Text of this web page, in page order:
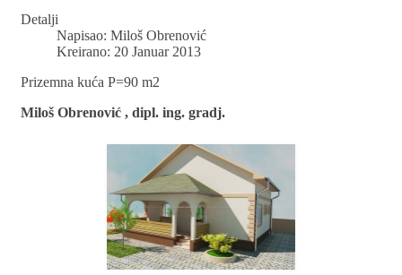
Detalji
Napisao: Miloš Obrenović
Kreirano: 20 Januar 2013
Prizemna kuća P=90 m2
Miloš Obrenović , dipl. ing. gradj.